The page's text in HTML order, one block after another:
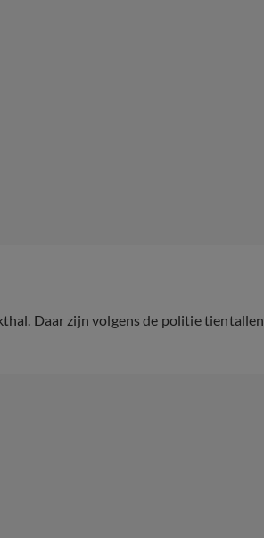
Daar zijn volgens de politie tientallen